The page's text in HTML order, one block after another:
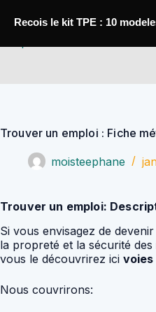
Trouver un emploi : Fiche
moisteephane
Trouver un emploi:
Si vous envisagez de devenir
la propreté et la sécurité
vous le découvrirez ici voies
Nous couvrirons:
Recois le kit TPE : 10